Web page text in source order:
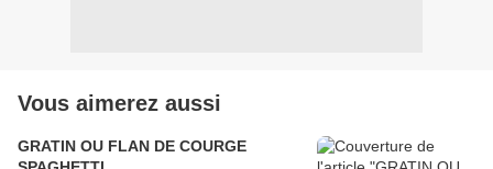
Vous aimerez aussi
GRATIN OU FLAN DE COURGE